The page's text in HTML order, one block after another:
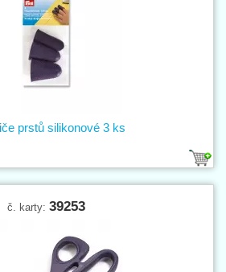
prstů silikonové 3 ks
č. karty: 39253